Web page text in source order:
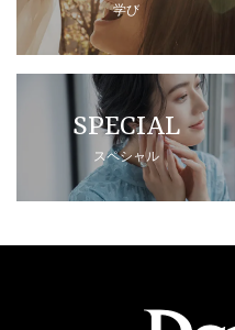
学び
SPECIAL
スペシャル